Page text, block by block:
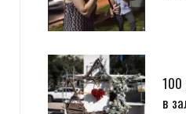
100
в